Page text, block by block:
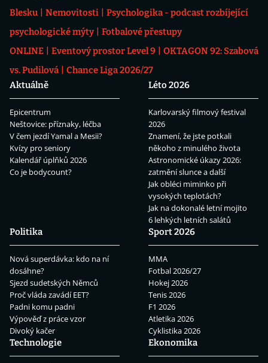
Blesku
Nemovitosti
Psychologika - podcast rozbíjející
psychologické mýty
Fotbalové přestupy
ONLINE
Eventový prostor Level 9
OKTAGON 92: Szabová
vs. Pudilová
Chance Liga 2026/27
Aktuálně
Epicentrum
Neštovice: příznaky, léčba
V čem jezdí Yamal a Mesii?
Kvízy pro seniory
Kalendář úplňků 2026
Co je bodycount?
Léto 2026
Karlovarský filmový festival
2026
Znamení, že jste potkali
někoho z minulého života
Astronomické úkazy 2026:
zatmění slunce a další
Jak obléci miminko při
vysokých teplotách?
Jak na dokonalé letní mojito
6 lehkých letních salátů
Politika
Nová superdávka: kdo na ní
dosáhne?
Sjezd sudetských Němců
Proč vláda zavádí EET?
Padni komu padni
Výpověď z práce vzor
Divoký kačer
Sport 2026
MMA
Fotbal 2026/27
Hokej 2026
Tenis 2026
F1 2026
Atletika 2026
Cyklistika 2026
Technologie
Ekonomika